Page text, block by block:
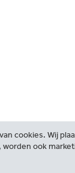
cookies. Wij
worden ook